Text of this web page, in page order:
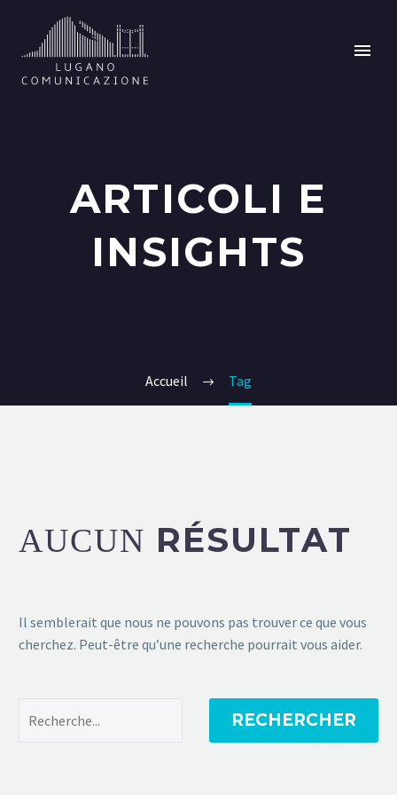
ARTICOLI E
INSIGHTS
Accueil Tag
AUCUN RÉSULTAT
Il semblerait que nous ne pouvons pas trouver ce que vous
cherchez. Peut-être qu’une recherche pourrait vous aider.
RECHERCHER